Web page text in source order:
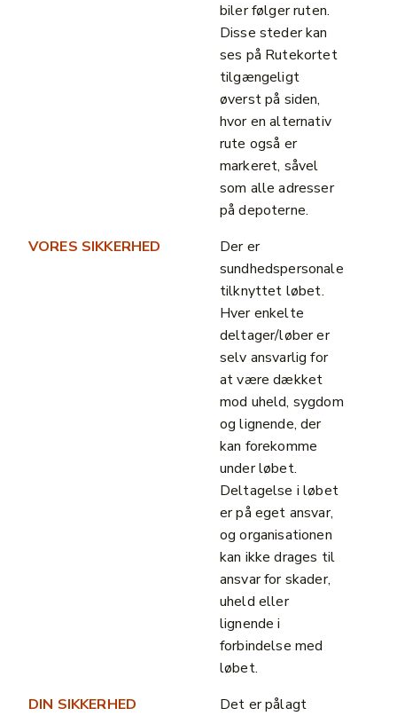
biler følger ruten.
Disse steder kan
ses på Rutekortet
tilgængeligt
øverst på siden,
hvor en alternativ
rute også er
markeret, såvel
som alle adresser
på depoterne.
VORES SIKKERHED
Der er
sundhedspersonale
tilknyttet løbet.
Hver enkelte
deltager/løber er
selv ansvarlig for
at være dækket
mod uheld, sygdom
og lignende, der
kan forekomme
under løbet.
Deltagelse i løbet
er på eget ansvar,
og organisationen
kan ikke drages til
ansvar for skader,
uheld eller
lignende i
forbindelse med
løbet.
DIN SIKKERHED
Det er pålagt